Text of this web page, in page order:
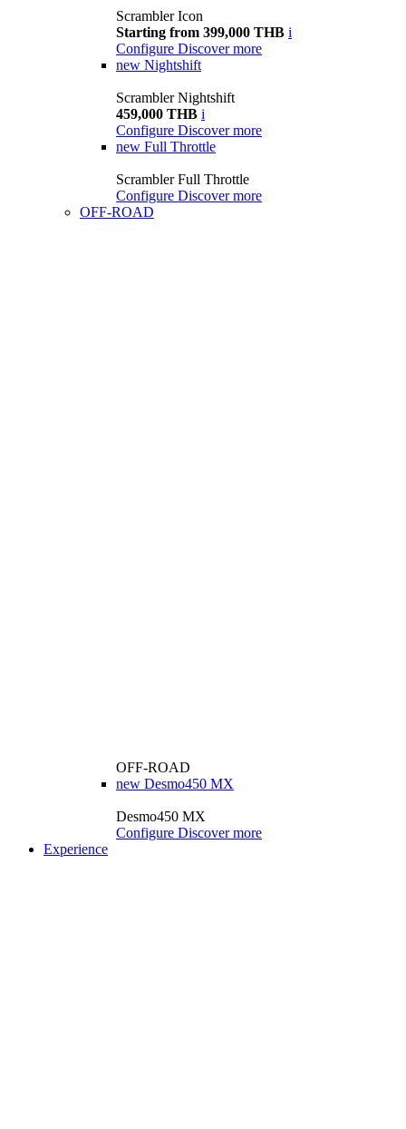
Scrambler Icon
Starting from 399,000 THB i
Configure Discover more
new Nightshift
Scrambler Nightshift
459,000 THB i
Configure Discover more
new Full Throttle
Scrambler Full Throttle
Configure Discover more
OFF-ROAD
OFF-ROAD
new Desmo450 MX
Desmo450 MX
Configure Discover more
Experience